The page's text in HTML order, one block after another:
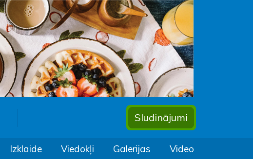
Sludinājumi
Izklaide Viedokļi Galerijas Video